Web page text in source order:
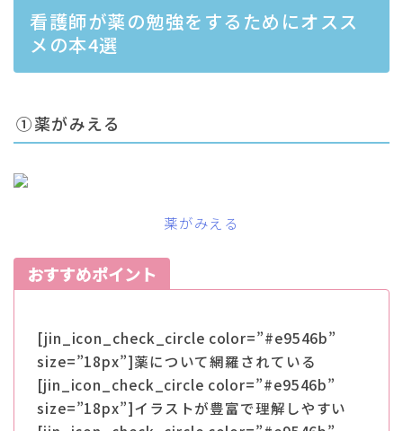
看護師が薬の勉強をするためにオスス
メの本4選
①薬がみえる
薬がみえる
おすすめポイント
[jin_icon_check_circle color=”#e9546b”
size=”18px”]薬について網羅されている
[jin_icon_check_circle color=”#e9546b”
size=”18px”]イラストが豊富で理解しやすい